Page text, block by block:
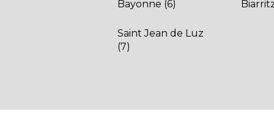
Seagreen
Siblu Village
Bayonne (6)
Saint Jean de Luz
(7)